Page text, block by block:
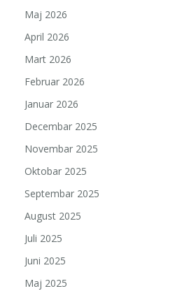
Maj 2026
April 2026
Mart 2026
Februar 2026
Januar 2026
Decembar 2025
Novembar 2025
Oktobar 2025
Septembar 2025
August 2025
Juli 2025
Juni 2025
Maj 2025